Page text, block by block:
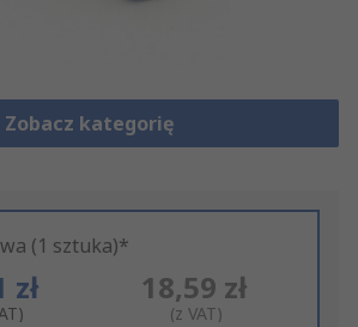
Zobacz kategorię
(1 sztuka)*
zł 18,59 zł
(z VAT)